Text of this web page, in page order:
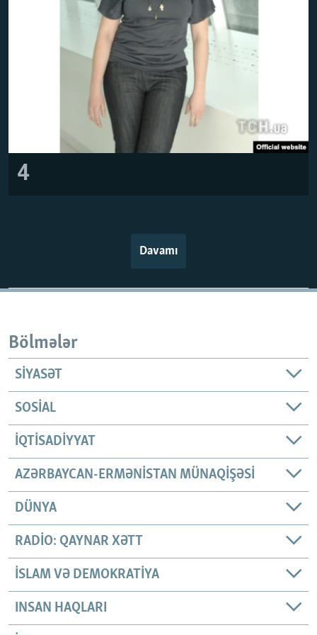
4
Davamı
Bölmələr
SIYASƏT
SOSIAL
İQTISADIYYAT
AZƏRBAYCAN-ERMƏNISTAN MÜNAQIŞƏSI
DÜNYA
RADIO: QAYNAR XƏTT
İSLAM VƏ DEMOKRATIYA
INSAN HAQLARI